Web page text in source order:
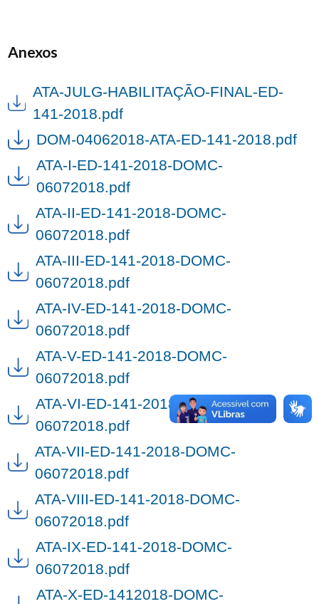
Anexos
ATA-JULG-HABILITAÇÃO-FINAL-ED-
141-2018.pdf
DOM-04062018-ATA-ED-141-2018.pdf
ATA-I-ED-141-2018-DOMC-
06072018.pdf
ATA-II-ED-141-2018-DOMC-
06072018.pdf
ATA-III-ED-141-2018-DOMC-
06072018.pdf
ATA-IV-ED-141-2018-DOMC-
06072018.pdf
ATA-V-ED-141-2018-DOMC-
06072018.pdf
ATA-VI-ED-141-2018-DOMC-
06072018.pdf
ATA-VII-ED-141-2018-DOMC-
06072018.pdf
ATA-VIII-ED-141-2018-DOMC-
06072018.pdf
ATA-IX-ED-141-2018-DOMC-
06072018.pdf
ATA-X-ED-1412018-DOMC-